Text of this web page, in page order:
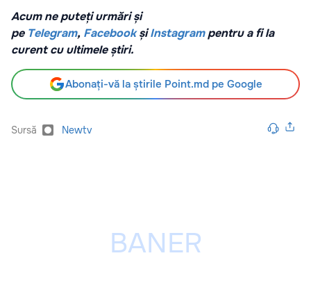
Acum ne puteți urmări și
pe Telegram, Facebook șiInstagrampentru a fi la
curent cu ultimele știri.
Abonați-vă la știrile Point.md pe Google
Sursă Newtv